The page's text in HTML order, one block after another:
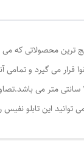
محصولاتی که می
می باشند.نمای روبروی فریم قاب ها عکس ها
این تابلو نفیس